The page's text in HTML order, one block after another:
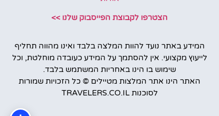
הצטרפו לקבוצת הפייסבוק שלנו >>
המידע באתר נועד להוות המלצה בלבד ואינו מהווה תחליף
לייעוץ מקצועי. אין להסתמך על המידע כעובדה מוחלטת, וכל
שימוש בו הינו באחריות המשתמש בלבד.
האתר הינו אתר המלצות מטיילים © כל הזכויות שמורות
לסוכנות TRAVELERS.CO.IL